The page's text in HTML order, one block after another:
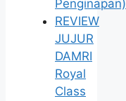
Penginapan)
REVIEW
JUJUR
DAMRI
Royal
Class